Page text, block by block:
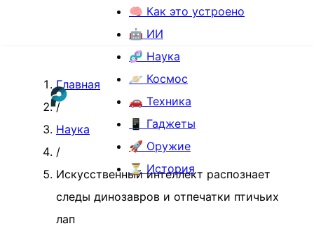
🧠 Как это устроено
🤖 ИИ
🧬 Наука
🪐 Космос
🚗 Техника
📱 Гаджеты
🚀 Оружие
⏳ История
Главная
/
Наука
/
Искусственный интеллект распознает
следы динозавров и отпечатки птичьих
лап